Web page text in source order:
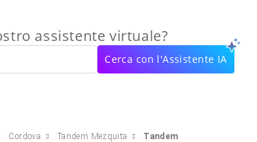
assistente virtuale?
Cerca con l'Assistente IA
Cordova Tandem Mezquita Tandem